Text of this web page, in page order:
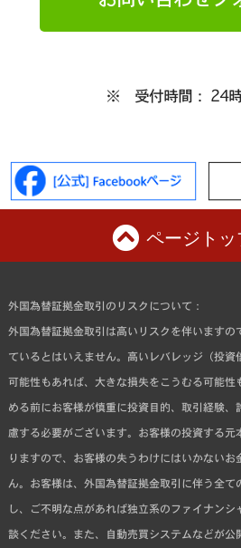
※ 受付時間： 24
ページトッ
外国為替証拠金取引のリスクについて：
外国為替証拠金取引は高いリスクを伴いますの
ているとはいえません。高いレバレッジ（投資
可能性もあれば、大きな損失をこうむる可能
める前にお客様が慎重に投資目的、取引経験
慮する必要がございます。お客様の投資する元
りますので、お客様の失うわけにはいかない
ん。お客様は、外国為替証拠金取引に伴う全て
し、ご不明な点があれば独立系のファイナン
談ください。また、自動売買システムなどが公